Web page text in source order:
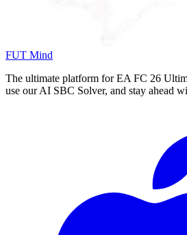
FUT Mind
The ultimate platform for EA FC 26
use our AI SBC Solver, and stay ahead